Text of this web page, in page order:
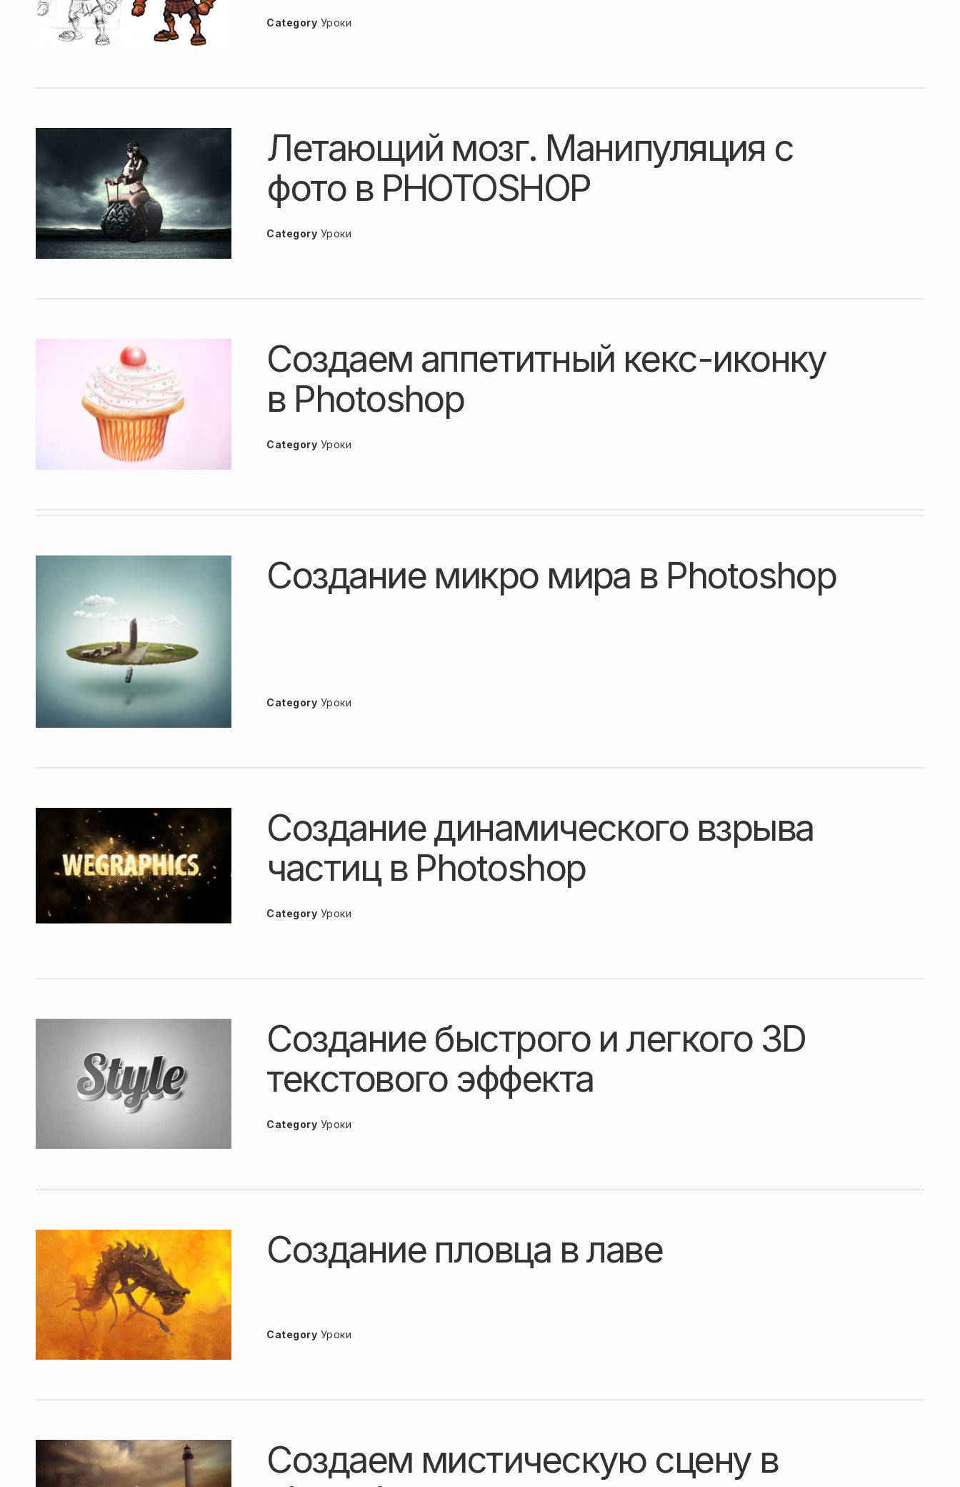
Category Уроки
Летающий мозг. Манипуляция с
фото в PHOTOSHOP
Category Уроки
Создаем аппетитный кекс-иконку
в Photoshop
Category Уроки
Создание микро мира в Photoshop
Category Уроки
Создание динамического взрыва
частиц в Photoshop
Category Уроки
Создание быстрого и легкого 3D
текстового эффекта
Category Уроки
Создание пловца в лаве
Category Уроки
Создаем мистическую сцену в